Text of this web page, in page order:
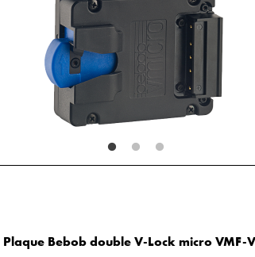
Plaque Bebob doubleV-Lock micro VMF-